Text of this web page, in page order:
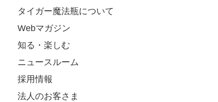
タイガー魔法瓶について
Webマガジン
知る・楽しむ
ニュースルーム
採用情報
法人のお客さま